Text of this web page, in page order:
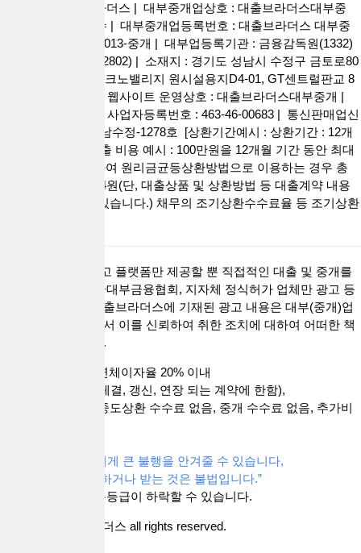
사이트명 : 대출브라더스 | 대부중개업상호 : 대출브라더스대부중
개 | 대표자 : 권현수 | 대부중개업등록번호 : 대출브라더스 대부중
개 2026-경기성남-0013-중개 | 대부업등록기관 : 금융감독원(1332)
성남시청 (031-729-2802) | 소재지 : 경기도 성남시 수정구 금토로80
번길 55, 판교 제2테크노밸리지 원시설용지D4-01, GT센트럴판교 8
층 808호 (금토동) | 웹사이트 운영상호 : 대출브라더스대부중개 |
대표이사 : 권현수 | 사업자등록번호 : 463-46-00683 | 통신판매업신
고번호 : 제2022-성남수정-1278호 [상환기간예시 : 상환기간 : 12개
월 ~ 60개월 / 총 대출 비용 예시 : 100만원을 12개월 기간 동안 최대
금리 연 20% 적용하여 원리금균등상환방법으로 이용하는 경우 총
상환 금액 1,111,614원(단, 대출상품 및 상환방법 등 대출계약 내용
에 따라 달라질 수 있습니다.) 채무의 조기상환수수료율 등 조기상환
대출브라더스는 광고 플랫폼만 제공할 뿐 직접적인 대출 및 중개를
하지 않습니다. 한국대부금융협회, 지자체 정식허가 업체만 광고 등
록이가능합니다. 대출브라더스에 기재된 광고 내용은 대부(중개)업
체가 공하는 정보로서 이를 신뢰하여 취한 조치에 대하여 어떠한 책
임을 지지 않습니다.
금리 연20% 이내, 연체이자율 20% 이내
(단, 2021. 7.7부터 체결, 갱신, 연장 되는 계약에 한함),
취급 수수로 없음, 중도상환 수수료 없음, 중개 수수료 없음, 추가비
“과도한 빚은 자신에게 큰 불행을 안겨줄 수 있습니다,
중개수수료를 요구하거나 받는 것은 불법입니다.”
대출 시 귀하의 신용등급이 하락할 수 있습니다.
Copyright 대출브라더스 all rights reserved.